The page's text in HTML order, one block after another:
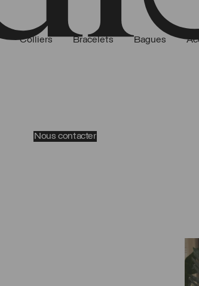
Colliers Bracelets Bagues
Nous contacter